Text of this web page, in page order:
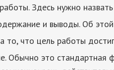
Здесь нужно
и выводы. Об
то, что цель работы
Обычно это стандартная